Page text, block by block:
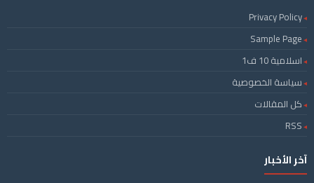
Privacy Policy
Sample Page
اسلامية 10 ف1
سياسة الخصوصية
كل المقالات
RSS
آخر الأخبار